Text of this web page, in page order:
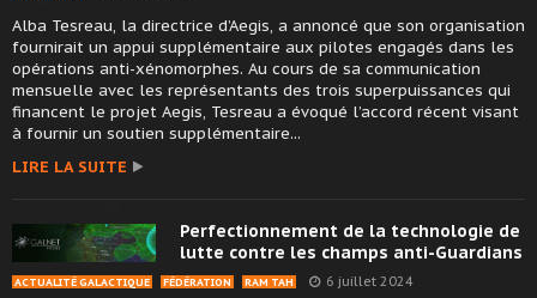
Alba Tesreau, la directrice d’Aegis, a annoncé que son organisation
fournirait un appui supplémentaire aux pilotes engagés dans les
opérations anti-xénomorphes. Au cours de sa communication
mensuelle avec les représentants des trois superpuissances qui
financent le projet Aegis, Tesreau a évoqué l’accord récent visant
à fournir un soutien supplémentaire...
LIRE LA SUITE
Perfectionnement de la technologie de
lutte contre les champs anti-Guardians
ACTUALITÉ GALACTIQUE FÉDÉRATION RAM TAH 6 juillet 2024